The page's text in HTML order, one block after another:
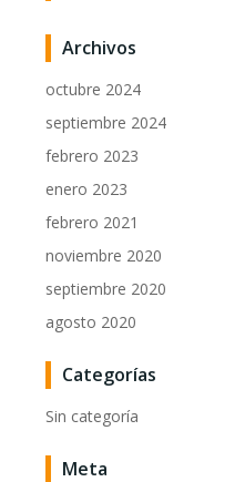
Archivos
octubre 2024
septiembre 2024
febrero 2023
enero 2023
febrero 2021
noviembre 2020
septiembre 2020
agosto 2020
Categorías
Sin categoría
Meta